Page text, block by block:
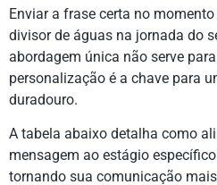
Enviar a frase certa no
divisor de águas na jornada do
abordagem única não serve
personalização é a chave para
duradouro.
A tabela abaixo detalha como
mensagem ao estágio
tornando sua comunicação